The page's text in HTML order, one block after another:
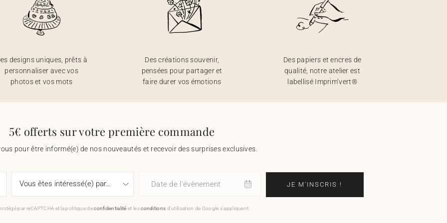
designs uniques, prêts à
personnaliser avec vos
photos et vos mots
Des créations souvenir,
pensées pour partager et
faire durer vos émotions
Des papiers et encres de
qualité, notre atelier est
labellisé Imprim’vert®
5€ offerts sur votre première commande
pour être informé(e) de nos nouveautés et recevoir des surprises exclusives.
Date de l'évènement JE M'INSCRIS !
par reCAPTCHA et la politique deconfidentialité et lesconditions d'utilisation de Google s'appliquent.